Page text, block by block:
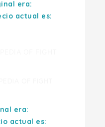
era:
actual es:
era:
actual es: